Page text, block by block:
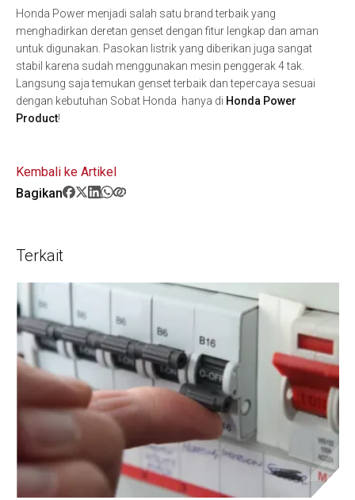
Honda Power menjadi salah satu brand terbaik yang
menghadirkan deretan genset dengan fitur lengkap dan aman
untuk digunakan. Pasokan listrik yang diberikan juga sangat
stabil karena sudah menggunakan mesin penggerak 4 tak.
Langsung saja temukan genset terbaik dan tepercaya sesuai
dengan kebutuhan Sobat Honda hanya di Honda Power
Product!
Kembali ke Artikel
Bagikan
Terkait